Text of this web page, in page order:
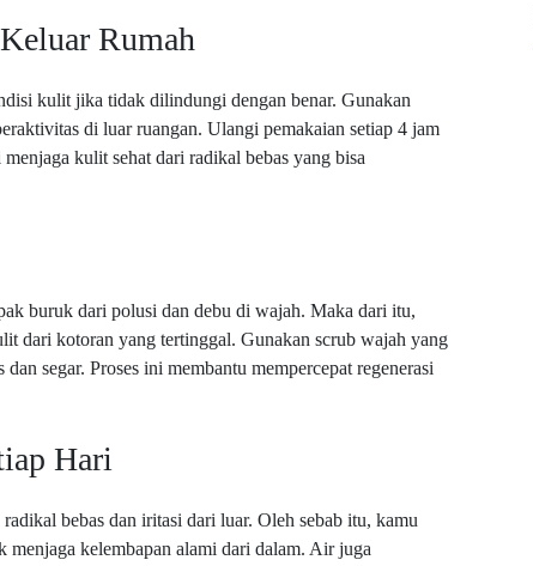
Rumah
kulit jika tidak dilindungi dengan benar. Gunakan
di luar ruangan. Ulangi pemakaian setiap 4 jam
kulit sehat dari radikal bebas yang bisa
buruk dari polusi dan debu di wajah. Maka dari itu,
dari kotoran yang tertinggal. Gunakan scrub wajah yang
segar. Proses ini membantu mempercepat regenerasi
Hari
bebas dan iritasi dari luar. Oleh sebab itu, kamu
kelembapan alami dari dalam. Air juga